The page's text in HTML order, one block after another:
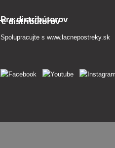
Pre distribútorov
Spolupracujte swww.lacnepostreky.sk